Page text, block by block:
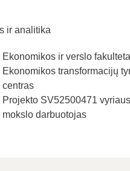
ir analitika
Ekonomikos ir verslo
Ekonomikos transformacijų
centras
Projekto SV52500471
mokslo darbuotojas